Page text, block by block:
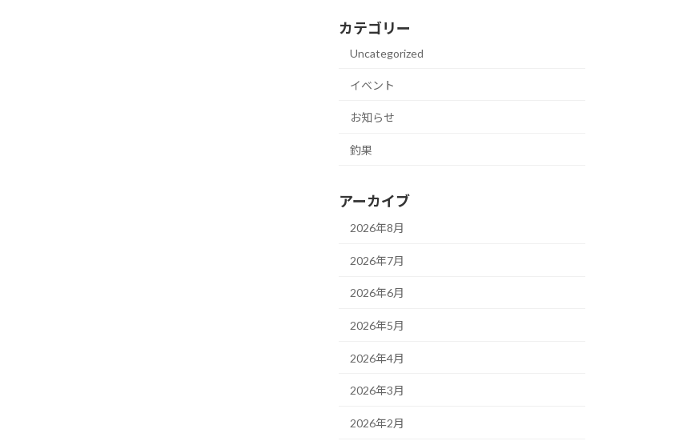
カテゴリー
Uncategorized
イベント
お知らせ
釣果
アーカイブ
2026年8月
2026年7月
2026年6月
2026年5月
2026年4月
2026年3月
2026年2月